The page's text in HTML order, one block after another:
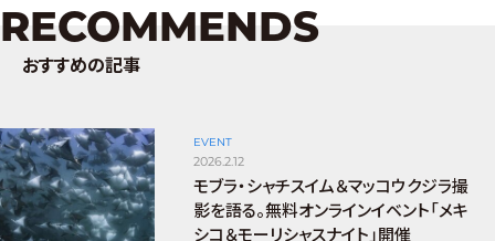
RECOMMENDS
おすすめの記事
EVENT
2026.2.12
モブラ・シャチスイム＆マッコウクジラ撮
影を語る。無料オンラインイベント「メキ
シコ＆モーリシャスナイト」開催